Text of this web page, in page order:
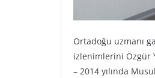
Ortadoğu uzmanı
izlenimlerini Özgür
– 2014 yılında